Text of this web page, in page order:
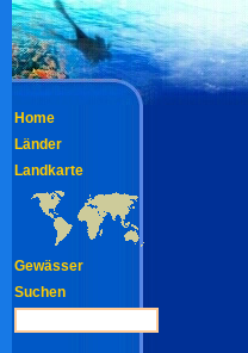
Home
Länder
Landkarte
Gewässer
Suchen